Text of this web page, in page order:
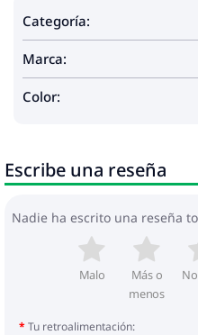
Categoría:
Marca:
Color:
Escribe una reseña
Nadie ha escrito una reseña
Malo
Más o
menos
Tu retroalimentación: